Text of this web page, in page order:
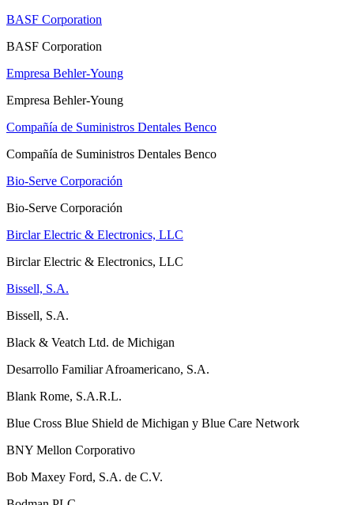
BASF Corporation
BASF Corporation
Empresa Behler-Young
Empresa Behler-Young
Compañía de Suministros Dentales Benco
Compañía de Suministros Dentales Benco
Bio-Serve Corporación
Bio-Serve Corporación
Birclar Electric & Electronics, LLC
Birclar Electric & Electronics, LLC
Bissell, S.A.
Bissell, S.A.
Black & Veatch Ltd. de Michigan
Desarrollo Familiar Afroamericano, S.A.
Blank Rome, S.A.R.L.
Blue Cross Blue Shield de Michigan y Blue Care Network
BNY Mellon Corporativo
Bob Maxey Ford, S.A. de C.V.